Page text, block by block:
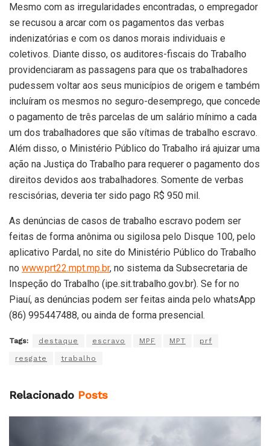
Mesmo com as irregularidades encontradas, o empregador
se recusou a arcar com os pagamentos das verbas
indenizatórias e com os danos morais individuais e
coletivos. Diante disso, os auditores-fiscais do Trabalho
providenciaram as passagens para que os trabalhadores
pudessem voltar aos seus municípios de origem e também
incluíram os mesmos no seguro-desemprego, que concede
o pagamento de três parcelas de um salário mínimo a cada
um dos trabalhadores que são vítimas de trabalho escravo.
Além disso, o Ministério Público do Trabalho irá ajuizar uma
ação na Justiça do Trabalho para requerer o pagamento dos
direitos devidos aos trabalhadores. Somente de verbas
rescisórias, deveria ter sido pago R$ 950 mil.
As denúncias de casos de trabalho escravo podem ser
feitas de forma anônima ou sigilosa pelo Disque 100, pelo
aplicativo Pardal, no site do Ministério Público do Trabalho
no www.prt22.mpt.mp.br, no sistema da Subsecretaria de
Inspeção do Trabalho (ipe.sit.trabalho.gov.br). Se for no
Piauí, as denúncias podem ser feitas ainda pelo whatsApp
(86) 995447488, ou ainda de forma presencial.
Tags: destaque escravo MPF MPT prf
resgate trabalho
Relacionado Posts